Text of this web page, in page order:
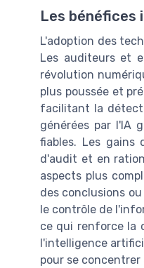
Les bénéfices
L'adoption des
Les auditeurs et
révolution
plus poussée et
facilitant la
générées par l'IA
fiables. Les gains
d'audit et en
aspects plus
des conclusions
le contrôle de
ce qui renforce la
l'intelligence
pour se